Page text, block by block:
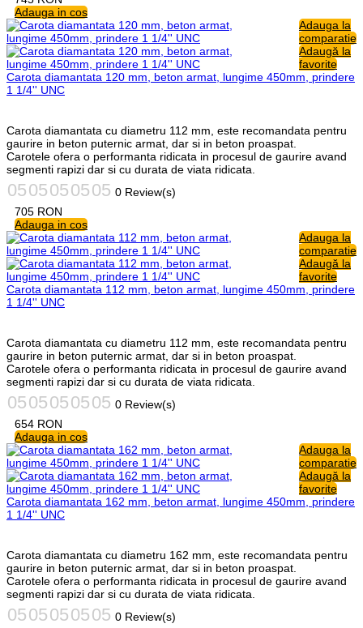
Adauga in cos
Adauga la
comparatie
Adaugă la
favorite
Carota diamantata 120 mm, beton armat, lungime 450mm, prindere
1 1/4'' UNC
Carota diamantata cu diametru 112 mm, este recomandata pentru
gaurire in beton puternic armat, dar si in beton proaspat.
Carotele ofera o performanta ridicata in procesul de gaurire avand
segmenti rapizi dar si cu durata de viata ridicata.
0 Review(s)
705 RON
Adauga in cos
Adauga la
comparatie
Adaugă la
favorite
Carota diamantata 112 mm, beton armat, lungime 450mm, prindere
1 1/4'' UNC
Carota diamantata cu diametru 112 mm, este recomandata pentru
gaurire in beton puternic armat, dar si in beton proaspat.
Carotele ofera o performanta ridicata in procesul de gaurire avand
segmenti rapizi dar si cu durata de viata ridicata.
0 Review(s)
654 RON
Adauga in cos
Adauga la
comparatie
Adaugă la
favorite
Carota diamantata 162 mm, beton armat, lungime 450mm, prindere
1 1/4'' UNC
Carota diamantata cu diametru 162 mm, este recomandata pentru
gaurire in beton puternic armat, dar si in beton proaspat.
Carotele ofera o performanta ridicata in procesul de gaurire avand
segmenti rapizi dar si cu durata de viata ridicata.
0 Review(s)